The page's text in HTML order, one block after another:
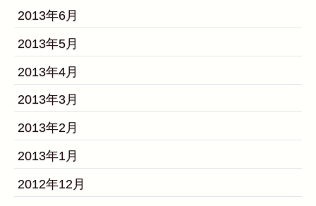
2013年6月
2013年5月
2013年4月
2013年3月
2013年2月
2013年1月
2012年12月